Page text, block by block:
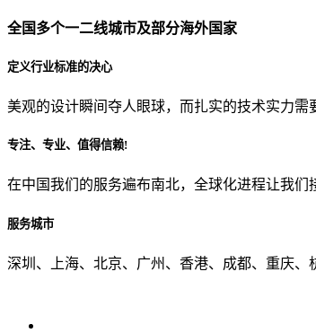
贵公司的团队规模是？
从哪里了解到我们？
全国多个一二线城市及部分海外国家
定义行业标准的决心
美观的设计瞬间夺人眼球，而扎实的技术实力需
专注、专业、值得信赖!
在中国我们的服务遍布南北，全球化进程让我们
服务城市
深圳、上海、北京、广州、香港、成都、重庆